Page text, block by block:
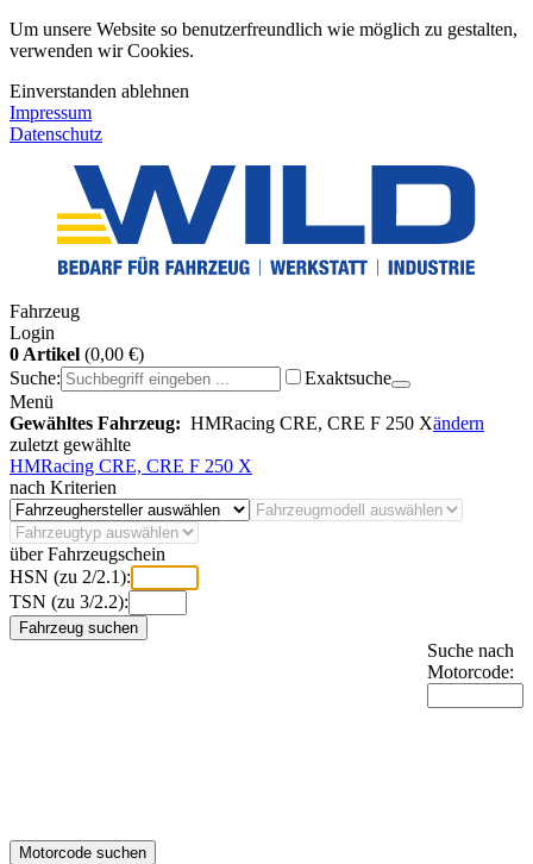
Um unsere Website so benutzerfreundlich wie möglich zu gestalten,
verwenden wir Cookies.
Einverstanden ablehnen
Impressum
Datenschutz
Fahrzeug
Login
0 Artikel (0,00 €)
Suche:
Exaktsuche
Menü
Gewähltes Fahrzeug: HMRacing CRE, CRE F 250 Xändern
zuletzt gewählte
HMRacing CRE, CRE F 250 X
nach Kriterien
über Fahrzeugschein
HSN (zu 2/2.1):
TSN (zu 3/2.2):
Fahrzeug suchen
Suche nach
Motorcode:
Motorcode suchen